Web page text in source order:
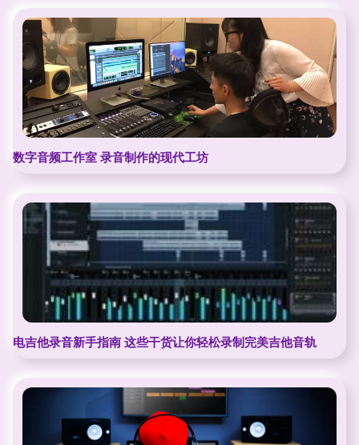
数字音频工作室 录音制作的现代工坊
电吉他录音新手指南 这些干货让你轻松录制完美吉他音轨